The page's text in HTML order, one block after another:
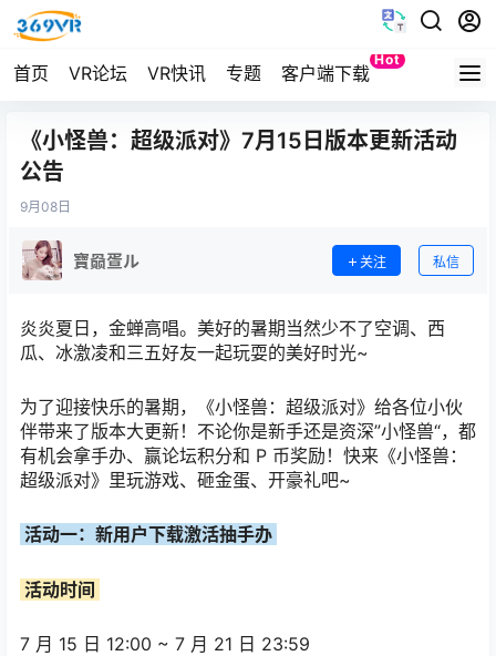
首页 VR论坛 VR快讯 专题 客户端下载
Hot
Quest
《小怪兽：超级派对》7月15日版本更新活动
公告
9月 08日
寶赑疍ル 关注 私信
炎炎夏日，金蝉高唱。美好的暑期当然少不了空调、西
瓜、冰激凌和三五好友一起玩耍的美好时光~
为了迎接快乐的暑期，《小怪兽：超级派对》给各位小伙
伴带来了版本大更新！不论你是新手还是资深”小怪兽“，都
有机会拿手办、赢论坛积分和 P 币奖励！快来《小怪兽：
超级派对》里玩游戏、砸金蛋、开豪礼吧~
活动一：新用户下载激活抽手办
活动时间
7 月 15 日 12:00 ~ 7 月 21 日 23:59